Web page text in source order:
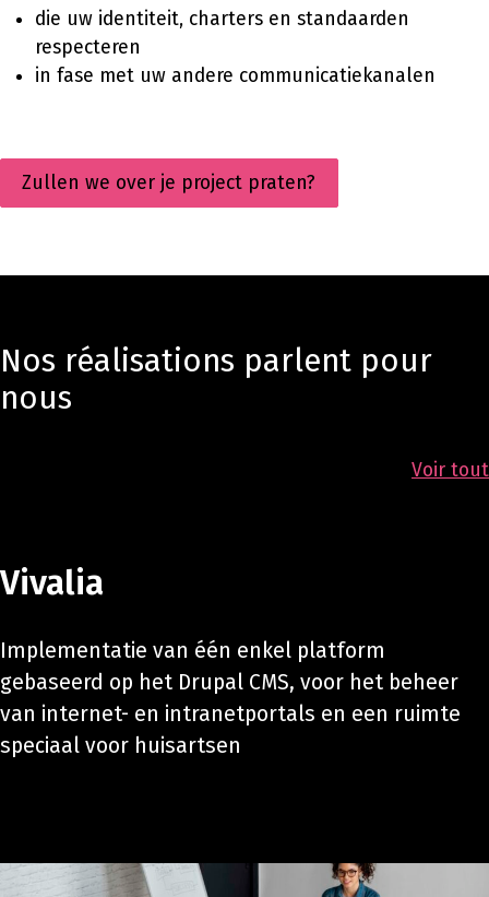
die uw identiteit, charters en standaarden
respecteren
in fase met uw andere communicatiekanalen
Zullen we over je project praten?
Nos réalisations parlent pour
nous
Voir tout
Vivalia
Implementatie van één enkel platform
gebaseerd op het Drupal CMS, voor het beheer
van internet- en intranetportals en een ruimte
speciaal voor huisartsen